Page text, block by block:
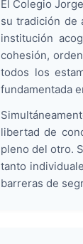
El Colegio
su tradición de
institución
cohesión,
todos los
fundamentada
libertad de
pleno del otro.
tanto
barreras de